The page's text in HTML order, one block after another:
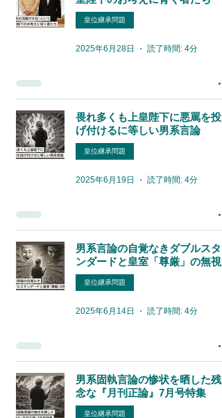
皇位継承問題
2025年6月28日 読了時間: 4分
畏れ多くも上皇陛下に悪罵を投
げ付けるに等しい男系言論
皇位継承問題
2025年6月19日 読了時間: 4分
男系言論の自覚なきダブルスタ
ンダードと皇室「尊厳」の無視
皇位継承問題
2025年6月14日 読了時間: 4分
男系固執言論の惨状を晒した残
念な『月刊正論』7月号特集
皇位継承問題